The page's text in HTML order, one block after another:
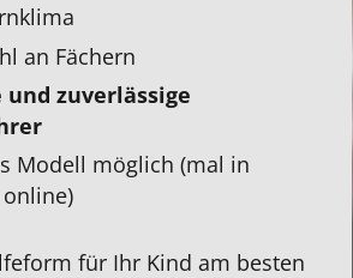
an Fächern
zuverlässige
Modell möglich (mal in
für Ihr Kind am besten